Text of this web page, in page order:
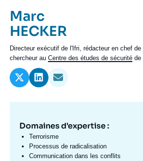
Prénom
de
l'expert
Marc
Nom
de
l'expert
HECKER
Intitulé
du
poste
Directeur exécutif de l'Ifri, rédacteur en chef de
chercheur au Centre des études de sécurité de
Domaine
d'expertises
Fr
Domaines d'expertise :
Terrorisme
Processus de radicalisation
Communication dans les conflits